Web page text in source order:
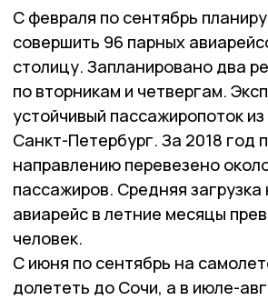
С февраля по сентябрь
совершить 96 парных
столицу. Запланировано два
по вторникам и четвергам.
устойчивый пассажиропоток
Санкт-Петербург. За 2018 год
направлению перевезено
пассажиров. Средняя
авиарейс в летние месяцы
человек.
С июня по сентябрь на
долететь до Сочи, а в июле-